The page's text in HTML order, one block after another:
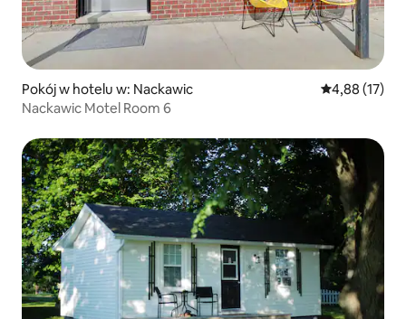
Pokój w hotelu w: Nackawic Średnia
4,88 (17)
Nackawic Motel Room 6